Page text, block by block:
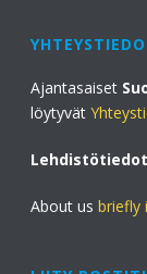
Ajantasaiset
löytyvät
About usbriefly